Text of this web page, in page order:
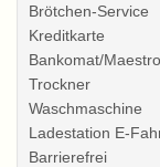
Brötchen-Service
Kreditkarte
Bankomat/Maestro
Trockner
Waschmaschine
Ladestation E-
Barrierefrei